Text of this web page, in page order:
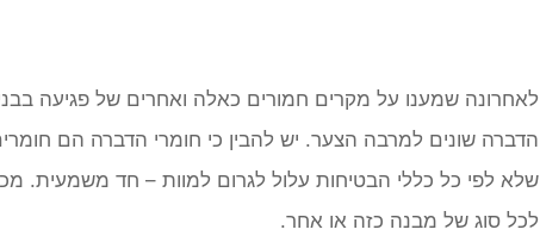
לאחרונה שמענו על מקרים חמורים כאלה ואחרים של פגיעה
הדברה שונים למרבה הצער. יש להבין כי חומרי הדברה הם
שלא לפי כל כללי הבטיחות עלול לגרום למוות – חד משמעית.
לכל סוג של מבנה כזה או אחר.